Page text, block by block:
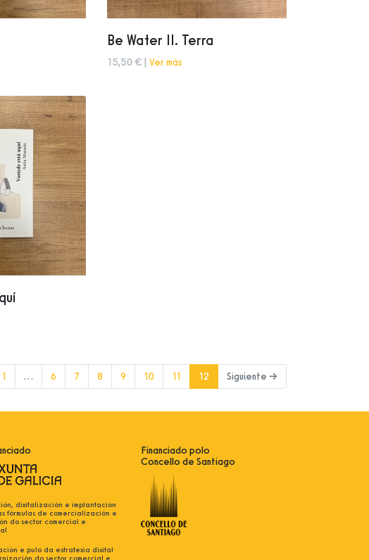
Be Water II. Terra
15,50 € | Ver más
1 … 6 7 8 9 10 11 12 (current)
Siguiente →
dixitalización e implantación
fórmulas de comercialización e
do sector comercial e
e pulo da estratexia dixital
Financiado polo
Concello de Santiago